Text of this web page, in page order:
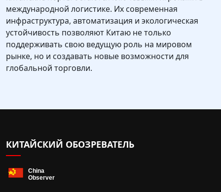
международной логистике. Их современная
инфраструктура, автоматизация и экологическая
устойчивость позволяют Китаю не только
поддерживать свою ведущую роль на мировом
рынке, но и создавать новые возможности для
глобальной торговли.
КИТАЙСКИЙ ОБОЗРЕВАТЕЛЬ